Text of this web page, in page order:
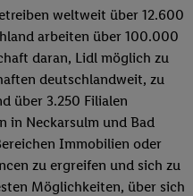
weltweit über 12.600
arbeiten über 100.000
daran, Lidl möglich zu
deutschlandweit, zu
über 3.250 Filialen
in Neckarsulm und Bad
Immobilien oder
zu ergreifen und sich zu
Möglichkeiten, über sich